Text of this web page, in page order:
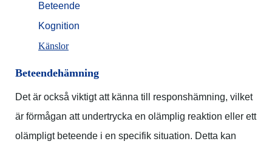
Beteende
Kognition
Känslor
Beteendehämning
Det är också viktigt att känna till responshämning, vilket
är förmågan att undertrycka en olämplig reaktion eller ett
olämpligt beteende i en specifik situation. Detta kan